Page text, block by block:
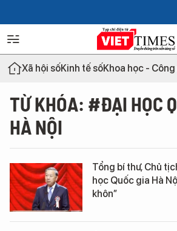
Xã hội sốKinh tế sốKhoa học -
TỪ KHÓA: #ĐẠI HỌC
HÀ NỘI
Tổng bí thư, Chủ
học Quốc gia Hà
khôn”